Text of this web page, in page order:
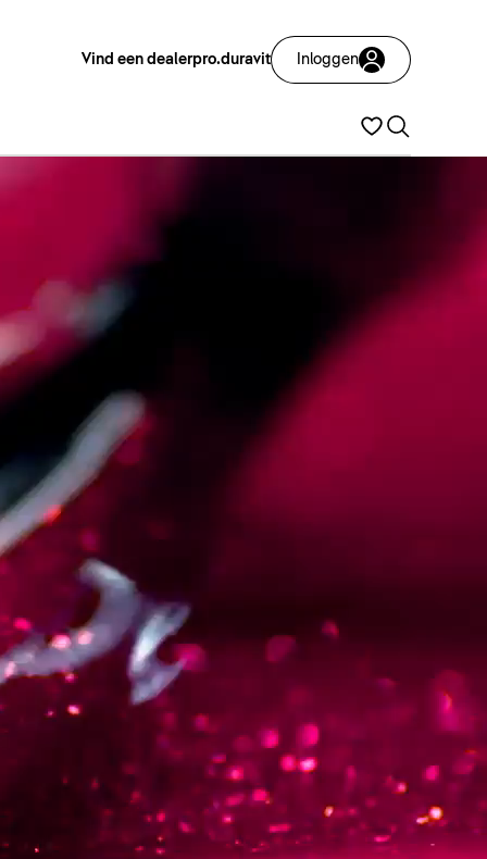
Vind een dealerpro.duravit Inloggen